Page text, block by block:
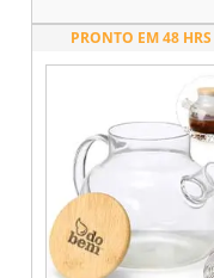
PRONTO EM 48 HRS